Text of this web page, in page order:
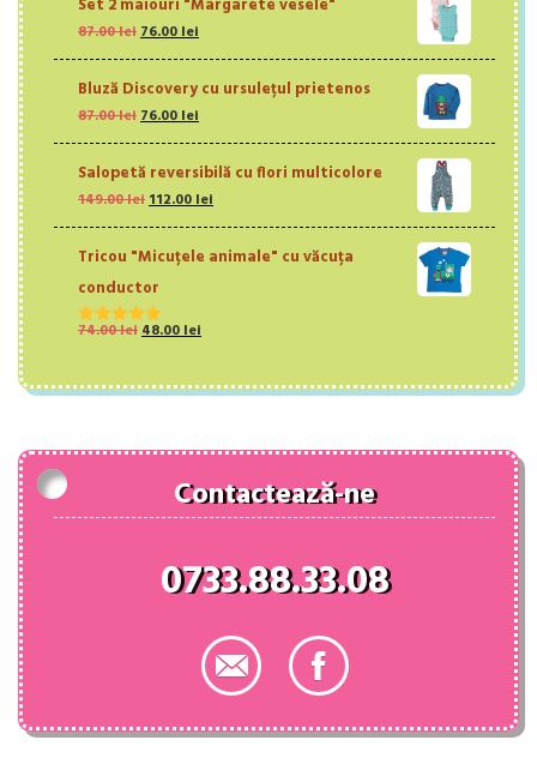
fost:
105.00 lei.
83.00 lei.
87.00lei Prețul
fost:
87.00 lei.
76.00lei
76.00 lei.
Bluză Discovery cu ursulețul prietenos
87.00lei Prețul
fost:
87.00 lei.
76.00lei
76.00 lei.
Salopetă reversibilă cu flori multicolore
149.00lei Prețul
fost:
149.00 lei.
112.00lei
112.00 lei.
Tricou "Micuțele animale" cu văcuța
conductor
Evaluat la
74.00leiPrețul
fost:
48.00lei
48.00 lei.
Contactează-ne
0733.88.33.08